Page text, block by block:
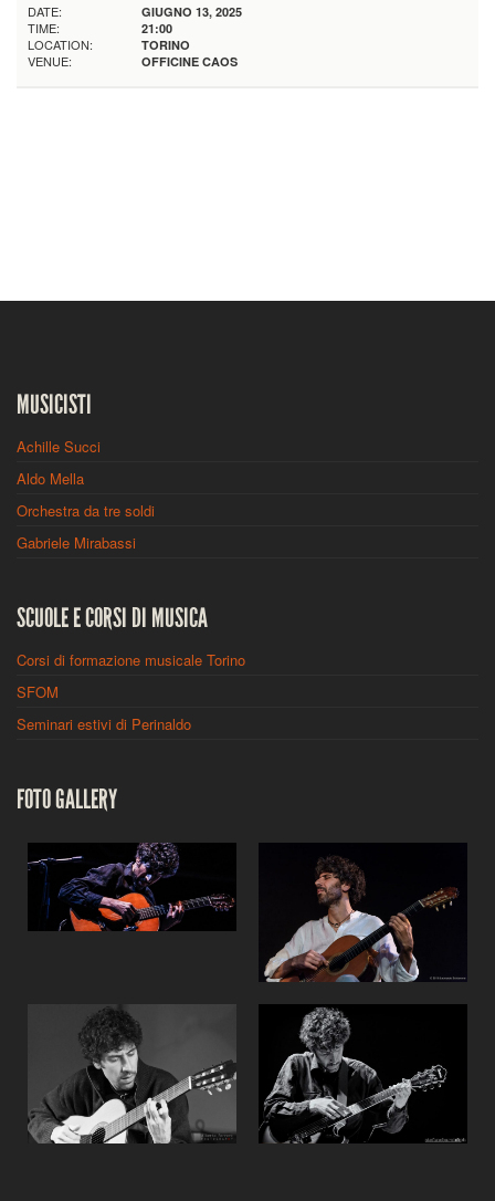
DATE: GIUGNO 13, 2025
TIME: 21:00
LOCATION: TORINO
VENUE: OFFICINE CAOS
MUSICISTI
Achille Succi
Aldo Mella
Orchestra da tre soldi
Gabriele Mirabassi
SCUOLE E CORSI DI MUSICA
Corsi di formazione musicale Torino
SFOM
Seminari estivi di Perinaldo
FOTO GALLERY